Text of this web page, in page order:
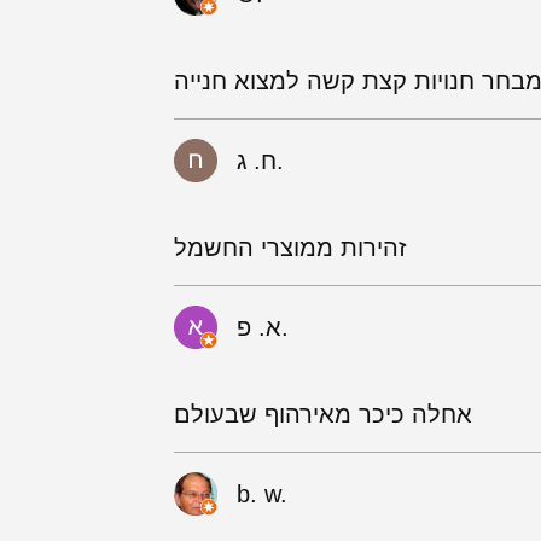
מבחר חנויות קצת קשה למצוא חנייה
ח. ג.
זהירות ממוצרי החשמל
א. פ.
אחלה כיכר מאירהוף שבעולם
b. w.